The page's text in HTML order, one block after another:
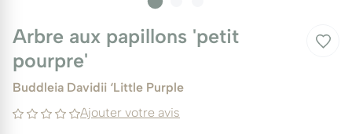
Arbre aux papillons 'petit
pourpre'
Buddleia Davidii ‘Little Purple
Ajouter votre avis